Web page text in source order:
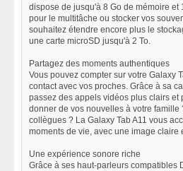
dispose de jusqu'à 8 Go de mémoire et
pour le multitâche ou stocker vos
souhaitez étendre encore plus le
une carte microSD jusqu'à 2 To.
Partagez des moments authentiques
Vous pouvez compter sur votre Galaxy
contact avec vos proches. Grâce à sa
passez des appels vidéos plus clairs et
donner de vos nouvelles à votre famille
collègues ? La Galaxy Tab A11 vous
moments de vie, avec une image claire
Une expérience sonore riche
Grâce à ses haut-parleurs compatibles